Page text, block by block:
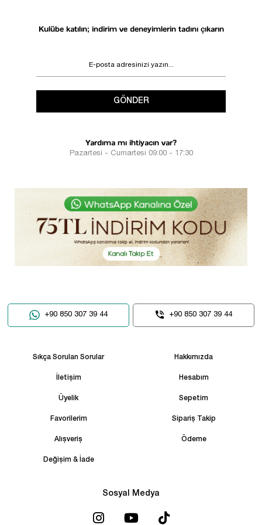
Kulübe katılın; indirim ve deneyimlerin tadını çıkarın
GÖNDER
Yardıma mı ihtiyacın var?
Pazartesi - Cumartesi 09:00 - 17:30
+90 850 307 39 44 +90 850 307 39 44
Sıkça Sorulan Sorular Hakkımızda
İletişim Hesabım
Üyelik Sepetim
Favorilerim Sipariş Takip
Alışveriş Ödeme
Değişim & İade
Sosyal Medya